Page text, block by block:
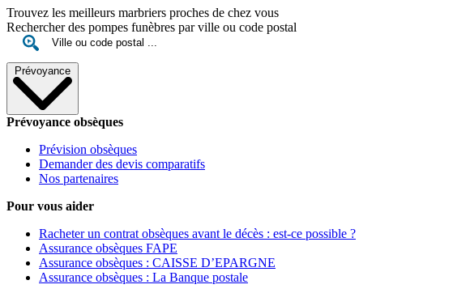
Trouvez les meilleurs marbriers proches de chez vous
Rechercher des pompes funèbres par ville ou code postal
Prévoyance
Prévoyance obsèques
Prévision obsèques
Demander des devis comparatifs
Nos partenaires
Pour vous aider
Racheter un contrat obsèques avant le décès : est-ce possible ?
Assurance obsèques FAPE
Assurance obsèques : CAISSE D’EPARGNE
Assurance obsèques : La Banque postale